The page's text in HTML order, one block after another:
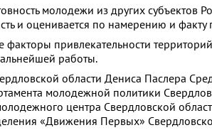
молодежи из других субъектов
и оценивается по намерению и факту
привлекательности
работы.
области Дениса Паслера
молодежной политики
центра Свердловской
«Движения Первых»